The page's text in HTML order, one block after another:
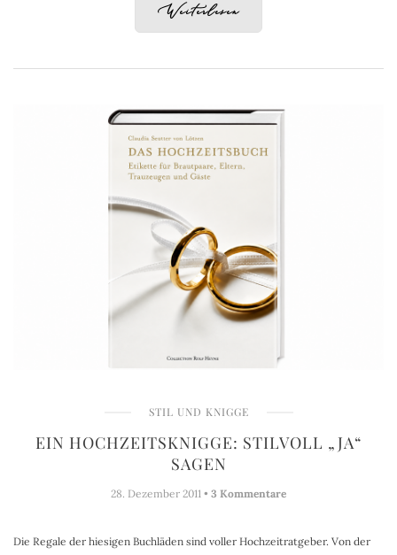
Weiterlesen
STIL UND KNIGGE
EIN HOCHZEITSKNIGGE: STILVOLL „JA“
SAGEN
28. Dezember 2011 • 3 Kommentare
Die Regale der hiesigen Buchläden sind voller Hochzeitratgeber. Von der